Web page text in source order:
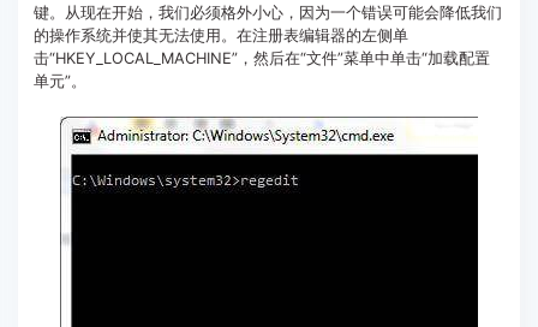
键。从现在开始，我们必须格外小心，因为一个错误可能会降低我们
的操作系统并使其无法使用。在注册表编辑器的左侧单
击“HKEY_LOCAL_MACHINE”，然后在“文件”菜单中单击“加载配置
单元”。